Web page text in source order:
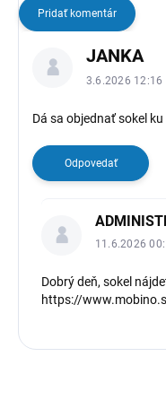
Pridať komentár
JANKA
3.6.2026 12:16
Dá sa objednať sokel
Odpovedať
11.6.2026
Dobrý deň, sokel
https://